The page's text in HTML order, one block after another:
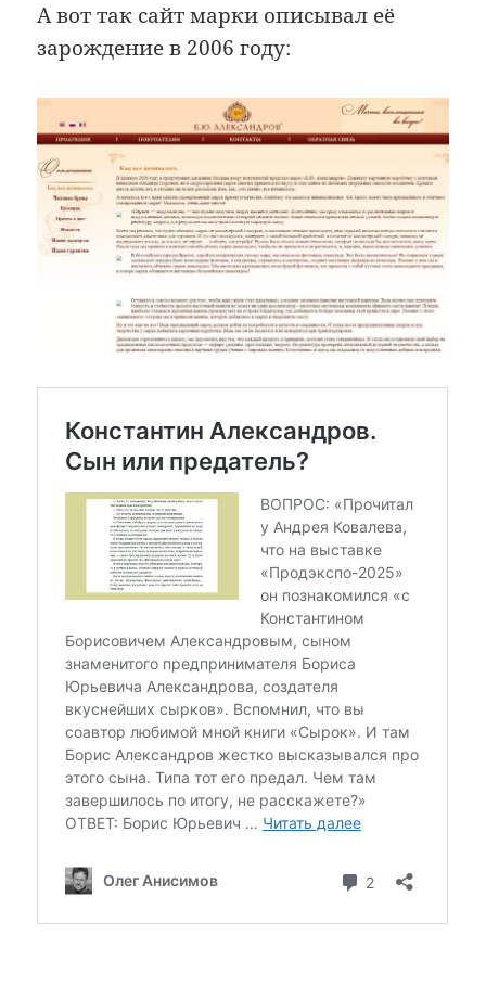
А вот так сайт марки описывал её
зарождение в 2006 году: